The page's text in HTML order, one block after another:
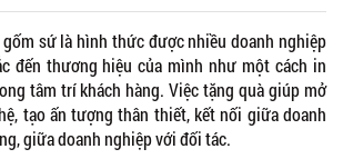
sứ là hình thức được nhiều doanh nghiệp
đến thương hiệu của mình như một cách in
tâm trí khách hàng. Việc tặng quà giúp mở
tạo ấn tượng thân thiết, kết nối giữa doanh
giữa doanh nghiệp với đối tác.